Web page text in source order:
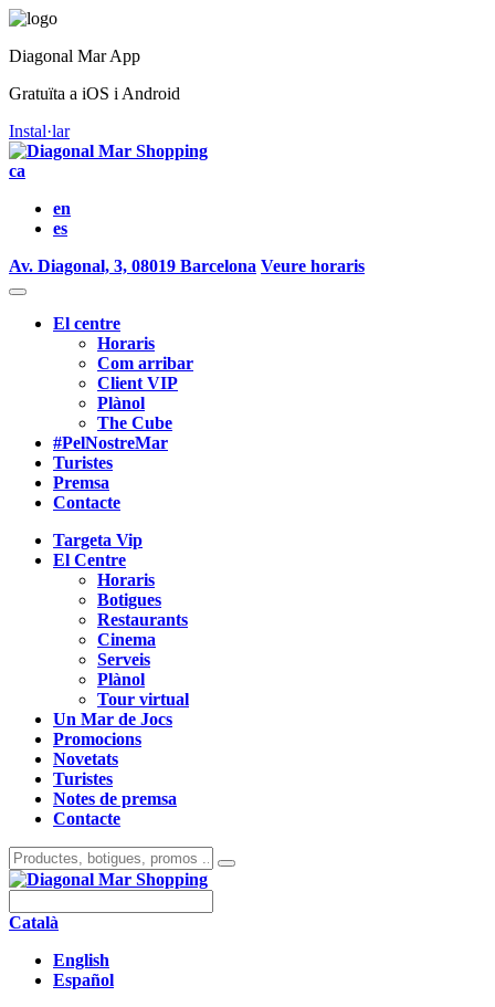
Diagonal Mar App
Gratuïta a iOS i Android
Instal·lar
ca
en
es
Av. Diagonal, 3, 08019 Barcelona Veure horaris
El centre
Horaris
Com arribar
Client VIP
Plànol
The Cube
#PelNostreMar
Turistes
Premsa
Contacte
Targeta Vip
El Centre
Horaris
Botigues
Restaurants
Cinema
Serveis
Plànol
Tour virtual
Un Mar de Jocs
Promocions
Novetats
Turistes
Notes de premsa
Contacte
Català
English
Español